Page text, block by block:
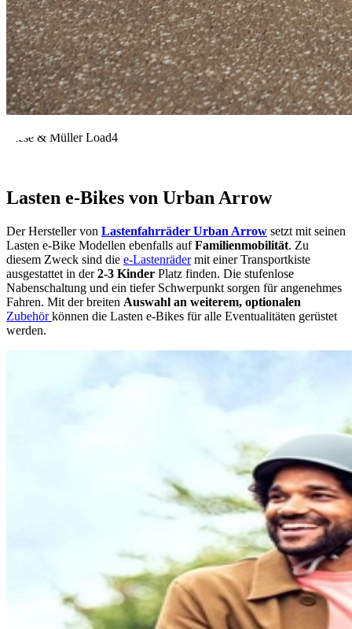
Riese & Müller Load4
Lasten e-Bikes von Urban Arrow
Der Hersteller von Lastenfahrräder Urban Arrow setzt mit seinen
Lasten e-Bike Modellen ebenfalls aufFamilienmobilität. Zu
diesem Zweck sind die e-Lastenrädermit einer Transportkiste
ausgestattet in der2-3 Kinder Platz finden. Die stufenlose
Nabenschaltung und ein tiefer Schwerpunkt sorgen für angenehmes
Fahren. Mit der breiten Auswahl an weiterem, optionalen
Zubehörkönnen die Lasten e-Bikes für alle Eventualitäten gerüstet
werden.